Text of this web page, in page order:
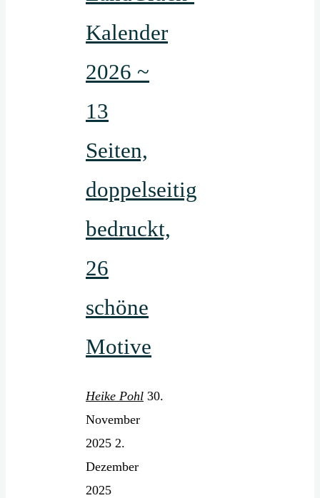
Kalender
2026 ~
13
Seiten,
doppelseitig
bedruckt,
26
schöne
Motive
Heike Pohl 30.
November
2025 2.
Dezember
2025